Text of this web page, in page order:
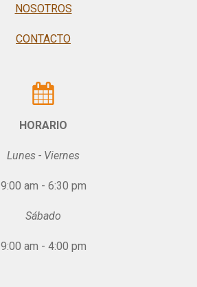
NOSOTROS
CONTACTO
HORARIO
Lunes - Viernes
9:00 am - 6:30 pm
Sábado
9:00 am - 4:00 pm